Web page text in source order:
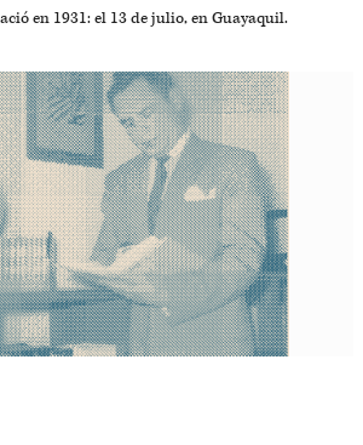
en 1931: el 13 de julio, en Guayaquil.